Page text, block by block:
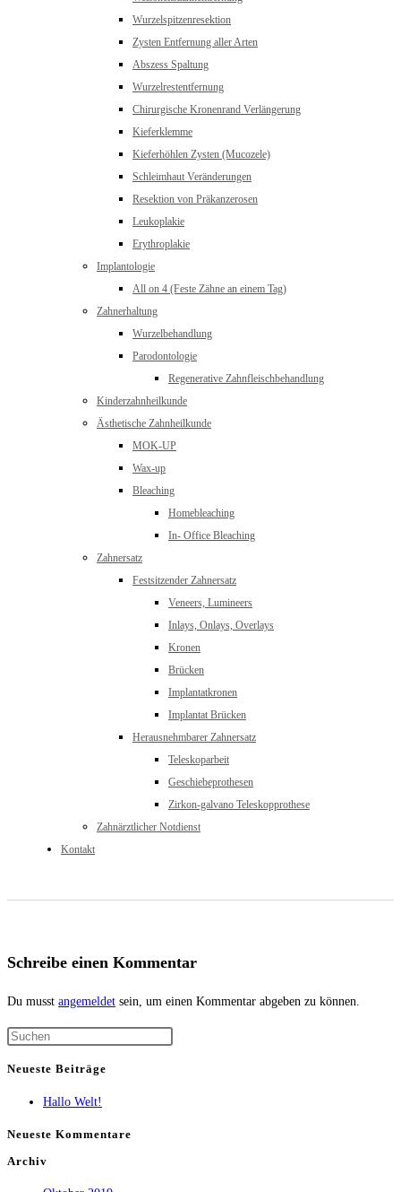
Wurzelspitzenresektion
Zysten Entfernung aller Arten
Abszess Spaltung
Wurzelrestentfernung
Chirurgische Kronenrand Verlängerung
Kieferklemme
Kieferhöhlen Zysten (Mucozele)
Schleimhaut Veränderungen
Resektion von Präkanzerosen
Leukoplakie
Erythroplakie
Implantologie
All on 4 (Feste Zähne an einem Tag)
Zahnerhaltung
Wurzelbehandlung
Parodontologie
Regenerative Zahnfleischbehandlung
Kinderzahnheilkunde
Ästhetische Zahnheilkunde
MOK-UP
Wax-up
Bleaching
Homebleaching
In- Office Bleaching
Zahnersatz
Festsitzender Zahnersatz
Veneers, Lumineers
Inlays, Onlays, Overlays
Kronen
Brücken
Implantatkronen
Implantat Brücken
Herausnehmbarer Zahnersatz
Teleskoparbeit
Geschiebeprothesen
Zirkon-galvano Teleskopprothese
Zahnärztlicher Notdienst
Kontakt
Schreibe einen Kommentar
Du musst angemeldet sein, um einen Kommentar abgeben zu können.
Neueste Beiträge
Hallo Welt!
Neueste Kommentare
Archiv